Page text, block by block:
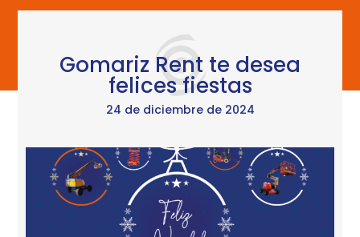
Gomariz Rent te desea
felices fiestas
24 de diciembre de 2024